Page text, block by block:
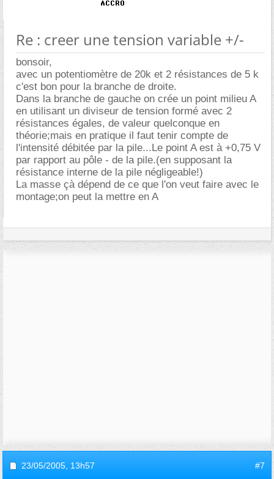
Re : creer une tension variable +/-
bonsoir,
avec un potentiomètre de 20k et 2 résistances de 5 k
c'est bon pour la branche de droite.
Dans la branche de gauche on crée un point milieu A
en utilisant un diviseur de tension formé avec 2
résistances égales, de valeur quelconque en
théorie;mais en pratique il faut tenir compte de
l'intensité débitée par la pile...Le point A est à +0,75 V
par rapport au pôle - de la pile.(en supposant la
résistance interne de la pile négligeable!)
La masse çà dépend de ce que l'on veut faire avec le
montage;on peut la mettre en A
23/05/2005, 13h57 #7